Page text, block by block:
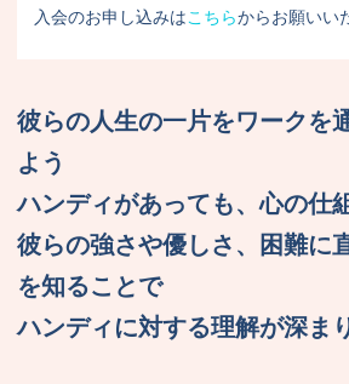
入会のお申し込みはこちらからお願いい
彼らの人生の一片をワークを
よう
ハンディがあっても、心の仕
彼らの強さや優しさ、困難に
を知ることで
ハンディに対する理解が深ま